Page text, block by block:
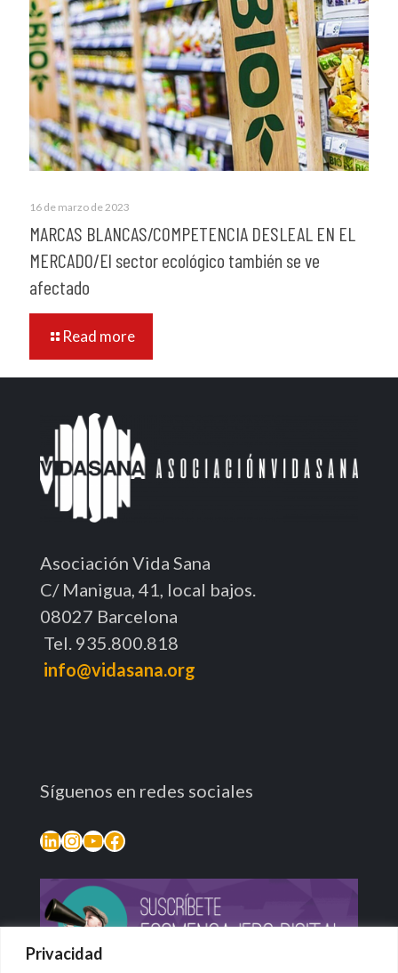
Privacidad
16 de marzo de 2023
MARCAS BLANCAS/COMPETENCIA DESLEAL EN EL
MERCADO/El sector ecológico también se ve
afectado
Read more
Asociación Vida Sana
C/ Manigua, 41, local bajos.
08027 Barcelona
Tel. 935.800.818
info@vidasana.org
Síguenos en redes sociales
LinkedIn
Instagram
YouTube
Facebook